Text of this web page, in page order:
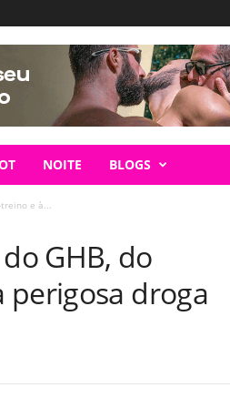
NOITE BLOGS
e à...
GHB, do
perigosa droga